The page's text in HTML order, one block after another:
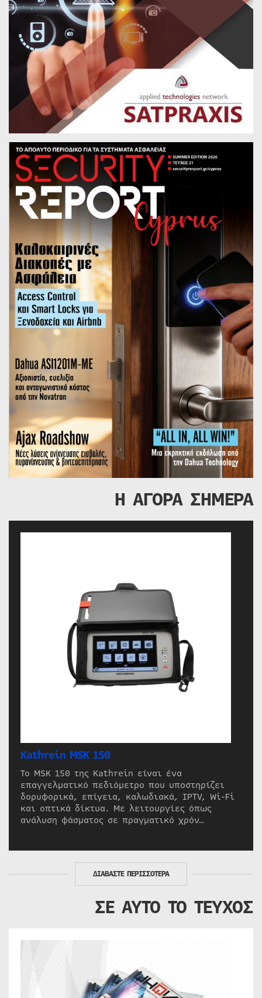
Η ΑΓΟΡΑ ΣΗΜΕΡΑ
Kathrein MSK 150
Το MSK 150 της Kathrein είναι ένα
επαγγελματικό πεδιόμετρο που υποστηρίζει
δορυφορικά, επίγεια, καλωδιακά, IPTV, Wi-Fi
και οπτικά δίκτυα. Με λειτουργίες όπως
ανάλυση φάσματος σε πραγματικό χρόν…
ΔΙΑΒΑΣΤΕ ΠΕΡΙΣΣΟΤΕΡΑ
ΣΕ ΑΥΤΟ ΤΟ ΤΕΥΧΟΣ